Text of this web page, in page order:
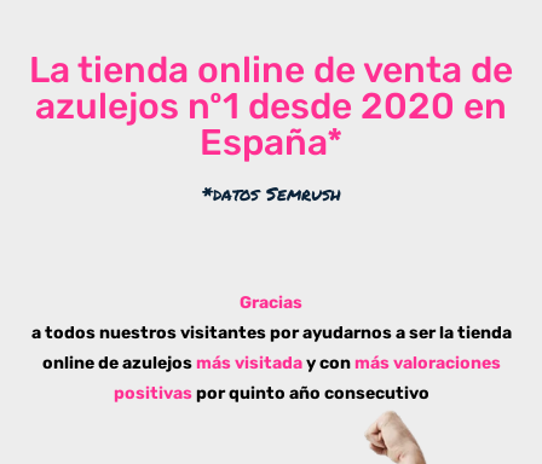
La tienda online de venta de
azulejos nº1 desde 2020 en
España*
*datos Semrush
Gracias
a todos nuestros visitantes por ayudarnos a ser la tienda
online de azulejos más visitaday conmás valoraciones
positivaspor quinto año consecutivo